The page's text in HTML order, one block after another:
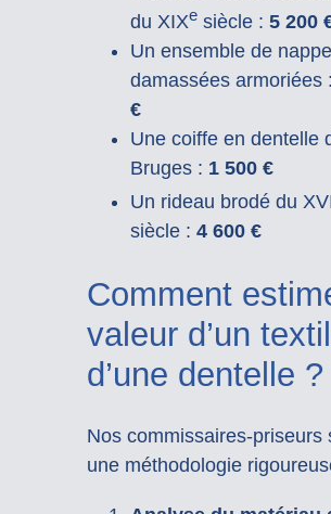
du XIXesiècle : 5 200
Un ensemble de
damassées armoriées :
€
Une coiffe en dentelle
Bruges : 1 500 €
Un rideau brodé du
siècle : 4 600 €
Comment
valeur d’un
d’une dentelle ?
Nos commissaires-priseurs
une méthodologie